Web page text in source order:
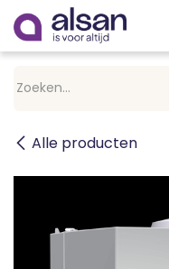
Overslaan naar inhoud
Alle producten